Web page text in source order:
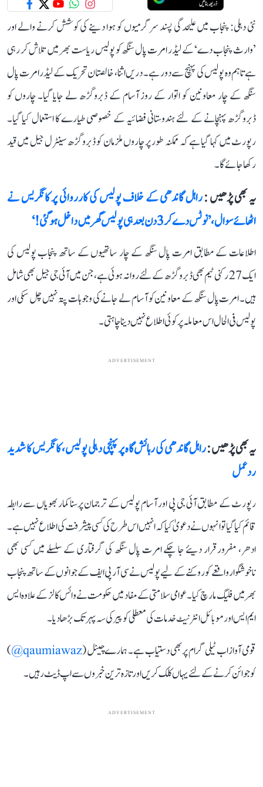
نئی دہلی: پنجاب میں علیحدگی پسند سرگرمیوں کو ہوا دینے کی کوشش کرنے والے اور
’وارث پنجاب دے‘ کے لیڈر امرت پال سنگھ کو پولیس ریاست بھر میں تلاش کر رہی
ہے تاہم وہ پولیس کی پہنچ سے دور ہے۔ دریں اثنا، خالصتان تحریک کے لیڈر امرت پال
سنگھ کے چار معاونین کو اتوار کے روز آسام کے ڈبروگڑھ لے جایا گیا۔ چاروں کو
ڈبروگڑھ پہنچانے کے لئے ہندوستانی فضائیہ کے خصوصی طیارے کا استعمال کیا گیا۔
رپورٹ میں کہا گیا ہے کہ ممکنہ طور پر چاروں ملزمان کو ڈبروگڑھ سینٹرل جیل میں قید
رکھا جائے گا۔
یہ بھی پڑھیں :راہل گاندھی کے خلاف پولیس کی کارروائی پر کانگریس نے
اٹھائے سوال، ’نوٹس دے کر 3 دن بعد ہی پولیس گھر میں داخل ہو گئی!‘
اطلاعات کے مطابق امرت پال سنگھ کے چار ساتھیوں کے ساتھ پنجاب پولیس کی
ایک 27 رکنی ٹیم بھی ڈبروگڑھ کے لئے روانہ ہوئی ہے، جن میں آئی جی جیل بھی شامل
ہیں۔ امرت پال سنگھ کے معاونین کو آسام لے جانے کی وجوہات پتہ نہیں چل سکی اور
پولیس فی الحال اس معاملہ پر کوئی اطلاع نہیں دینا چاہتی۔
ADVERTISEMENT
یہ بھی پڑھیں :راہل گاندھی کی رہائش گاہ پر پہنچی دہلی پولیس، کانگریس کا شدید
ردعمل
رپورٹ کے مطابق آئی جی پی اور آسام پولیس کے ترجمان پرسنا کمار بھویاں سے رابطہ
قائم کیا گیا تو انہوں نے دعویٰ کیا کہ انہیں اس طرح کی کسی پیشرفت کی اطلاع نہیں ہے۔
ادھر، مفرور قرار دیئے جا چکے امرت پال سنگھ کی گرفتاری کے سلسلے میں کسی بھی
ناخوشگوار واقعے کو روکنے کے لیے پولیس نے سی آر پی ایف کے جوانوں کے ساتھ پنجاب
بھر میں فلیگ مارچ کیا۔ عوامی سلامتی کے مفاد میں حکومت نے وائس کالز کے علاوہ ایس
ایم ایس اور موبائل انٹرنیٹ خدمات کی معطلی کو پیر کی سہ پہر تک بڑھا دیا۔
قومی آواز اب ٹیلی گرام پر بھی دستیاب ہے۔ ہمارے چینل (qaumiawaz@
)
کو جوائن کرنے کے لئے یہاں کلک کریں اور تازہ ترین خبروں سے اپ ڈیٹ رہیں۔
ADVERTISEMENT